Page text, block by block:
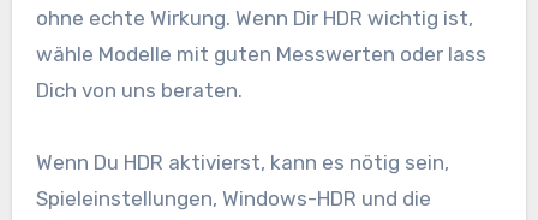
ohne echte Wirkung. Wenn Dir HDR wichtig ist,
wähle Modelle mit guten Messwerten oder lass
Dich von uns beraten.
Wenn Du HDR aktivierst, kann es nötig sein,
Spieleinstellungen, Windows-HDR und die